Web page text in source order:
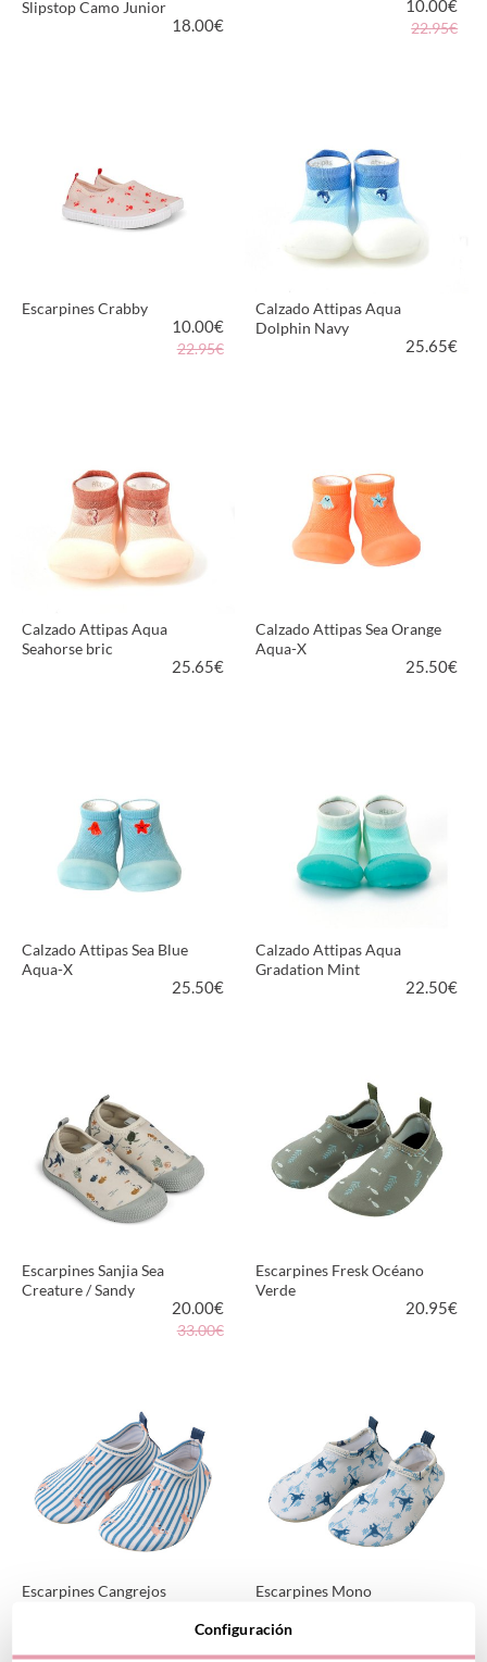
Slipstop Camo Junior
18.00€
10.00€
22.95€
Escarpines Crabby
10.00€
22.95€
Calzado Attipas Aqua
Dolphin Navy
25.65€
Calzado Attipas Aqua
Seahorse bric
25.65€
Calzado Attipas Sea Orange
Aqua-X
25.50€
Calzado Attipas Sea Blue
Aqua-X
25.50€
Calzado Attipas Aqua
Gradation Mint
22.50€
Escarpines Sanjia Sea
Creature / Sandy
20.00€
33.00€
Escarpines Fresk Océano
Verde
20.95€
Escarpines Cangrejos
22.50€
Escarpines Mono
Configuración